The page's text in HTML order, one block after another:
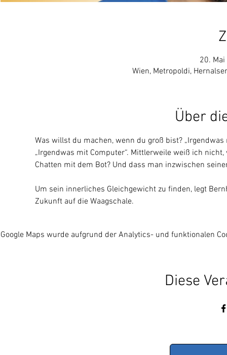
20.
Wien, Metropoldi,
Über
Was willst du machen, wenn du groß bist?
„Irgendwas mit Computer“. Mittlerweile weiß ich
Chatten mit dem Bot? Und dass man inzwischen
Um sein innerliches Gleichgewicht zu finden, legt
Zukunft auf die Waagschale.
Google Maps wurde aufgrund der Analytics- und funktionalen
Diese